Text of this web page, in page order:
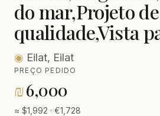
do mar,Projeto de
qualidade,Vista
◉ Eilat, Eilat
PREÇO PEDIDO
₪6,000
≈ $1,992 · €1,728